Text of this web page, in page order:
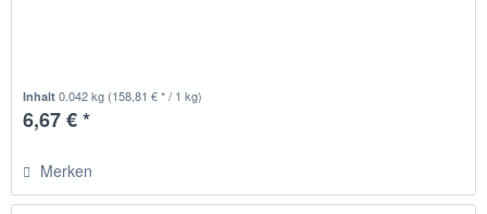
Inhalt0.042 kg (158,81 € * / 1 kg)
6,67 € *
Merken